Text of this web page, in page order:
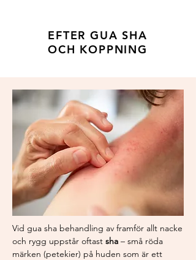
EFTER GUA SHA
OCH KOPPNING
Vid gua sha behandling av framför allt nacke
och rygg uppstår oftast sha – små röda
märken (petekier) på huden som är ett